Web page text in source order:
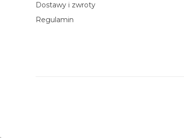
Dostawy i zwroty
Regulamin